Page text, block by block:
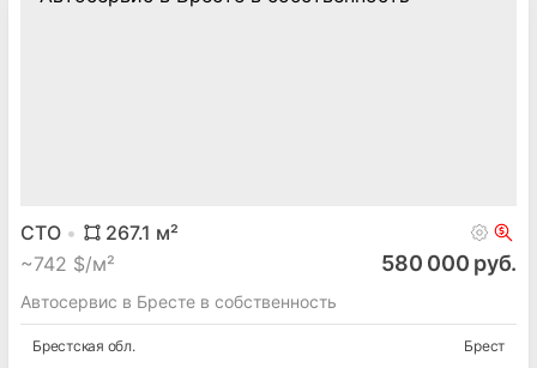
СТО 267.1 м²
~742 $/м² 580 000 руб.
Автосервис в Бресте в собственность
Брестская обл. Брест